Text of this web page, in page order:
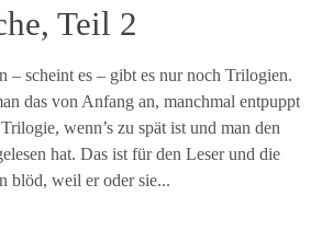
Teil 2
– scheint es – gibt es nur noch Trilogien.
das von Anfang an, manchmal entpuppt
wenn’s zu spät ist und man den
hat. Das ist für den Leser und die
blöd, weil er oder sie...